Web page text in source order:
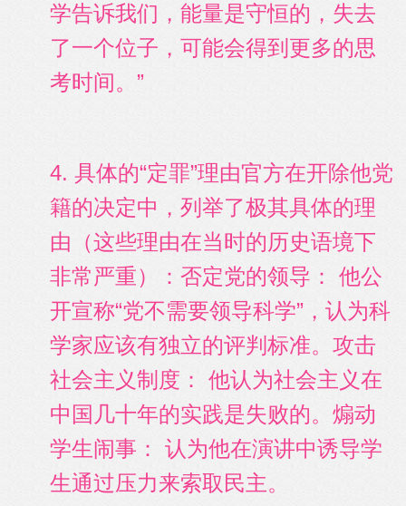
学告诉我们，能量是守恒的，失去
了一个位子，可能会得到更多的思
考时间。”
4. 具体的“定罪”理由官方在开除他党
籍的决定中，列举了极其具体的理
由（这些理由在当时的历史语境下
非常严重）：否定党的领导： 他公
开宣称“党不需要领导科学”，认为科
学家应该有独立的评判标准。攻击
社会主义制度： 他认为社会主义在
中国几十年的实践是失败的。煽动
学生闹事： 认为他在演讲中诱导学
生通过压力来索取民主。